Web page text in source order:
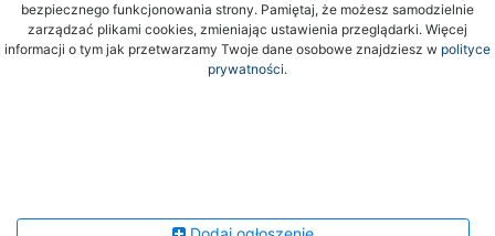
bezpiecznego funkcjonowania strony. Pamiętaj, że możesz samodzielnie
zarządzać plikami cookies, zmieniając ustawienia przeglądarki. Więcej
informacji o tym jak przetwarzamy Twoje dane osobowe znajdziesz w polityce
prywatności.